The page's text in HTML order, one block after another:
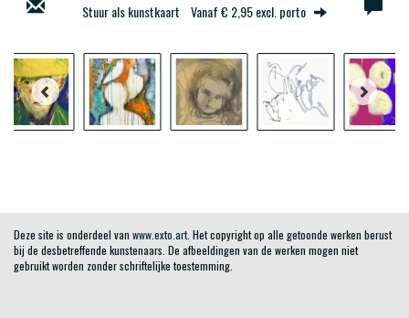
Stuur als kunstkaart Vanaf € 2,95 excl. porto
Deze site is onderdeel van www.exto.art. Het copyright op alle getoonde werken berust
bij de desbetreffende kunstenaars. De afbeeldingen van de werken mogen niet
gebruikt worden zonder schriftelijke toestemming.